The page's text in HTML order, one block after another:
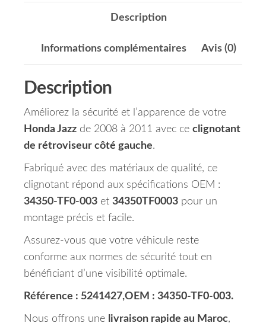
Description
Informations complémentaires Avis (0)
Description
Améliorez la sécurité et l’apparence de votre
Honda Jazz de 2008 à 2011 avec ce clignotant
de rétroviseur côté gauche.
Fabriqué avec des matériaux de qualité, ce
clignotant répond aux spécifications OEM :
34350-TF0-003 et 34350TF0003 pour un
montage précis et facile.
Assurez-vous que votre véhicule reste
conforme aux normes de sécurité tout en
bénéficiant d’une visibilité optimale.
Référence : 5241427,OEM : 34350-TF0-003.
Nous offrons une livraison rapide au Maroc,